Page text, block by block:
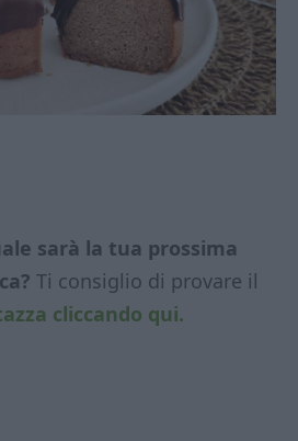
sarà la tua prossima
Ti consiglio di provare il
cliccando qui.